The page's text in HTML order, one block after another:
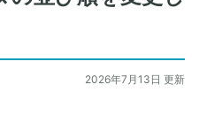
2026年7月13日 更新